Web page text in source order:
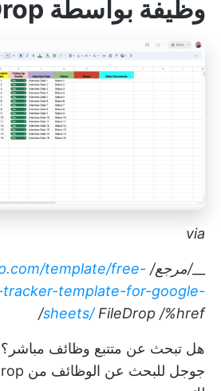
وظيفة بواسطة FileDrop
via
__/مرجع/ template/free-
template-for-google-
sheets/ FileDrop /%href/
هل تبحث عن متتبع وظائف مباشر؟